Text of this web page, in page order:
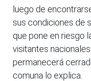
luego de
sus condiciones de
que pone en riesgo
visitantes
permanecerá
comuna lo explica.